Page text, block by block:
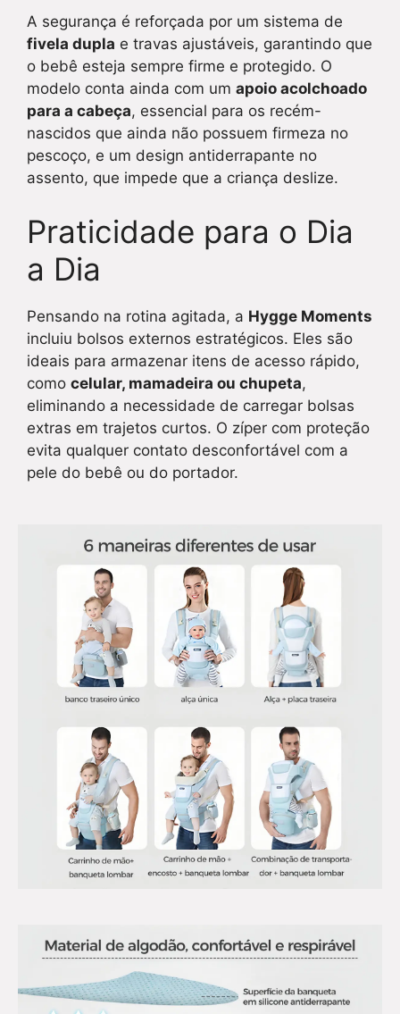
A segurança é reforçada por um sistema de
fivela dupla e travas ajustáveis, garantindo que
o bebê esteja sempre firme e protegido. O
modelo conta ainda com um apoio acolchoado
para a cabeça, essencial para os recém-
nascidos que ainda não possuem firmeza no
pescoço, e um design antiderrapante no
assento, que impede que a criança deslize.
Praticidade para o Dia
a Dia
Pensando na rotina agitada, a Hygge Moments
incluiu bolsos externos estratégicos. Eles são
ideais para armazenar itens de acesso rápido,
como celular, mamadeira ou chupeta,
eliminando a necessidade de carregar bolsas
extras em trajetos curtos. O zíper com proteção
evita qualquer contato desconfortável com a
pele do bebê ou do portador.